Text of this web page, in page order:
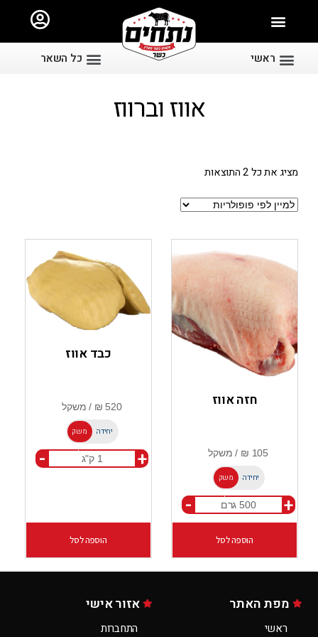
ראשי כל השאר
אווז וברווז
מציג את כל 2 התוצאות
חזה אווז
משק
ל
יחידה
+
-
הוספה לסל
כבד אווז
משק
ל
יחידה
+
-
הוספה לסל
מפת האתר
ראשי
אזור אישי
התחברות